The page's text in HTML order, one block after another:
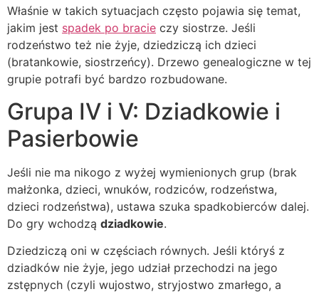
Właśnie w takich sytuacjach często pojawia się temat,
jakim jest spadek po bracie czy siostrze. Jeśli
rodzeństwo też nie żyje, dziedziczą ich dzieci
(bratankowie, siostrzeńcy). Drzewo genealogiczne w tej
grupie potrafi być bardzo rozbudowane.
Grupa IV i V: Dziadkowie i
Pasierbowie
Jeśli nie ma nikogo z wyżej wymienionych grup (brak
małżonka, dzieci, wnuków, rodziców, rodzeństwa,
dzieci rodzeństwa), ustawa szuka spadkobierców dalej.
Do gry wchodzą dziadkowie.
Dziedziczą oni w częściach równych. Jeśli któryś z
dziadków nie żyje, jego udział przechodzi na jego
zstępnych (czyli wujostwo, stryjostwo zmarłego, a